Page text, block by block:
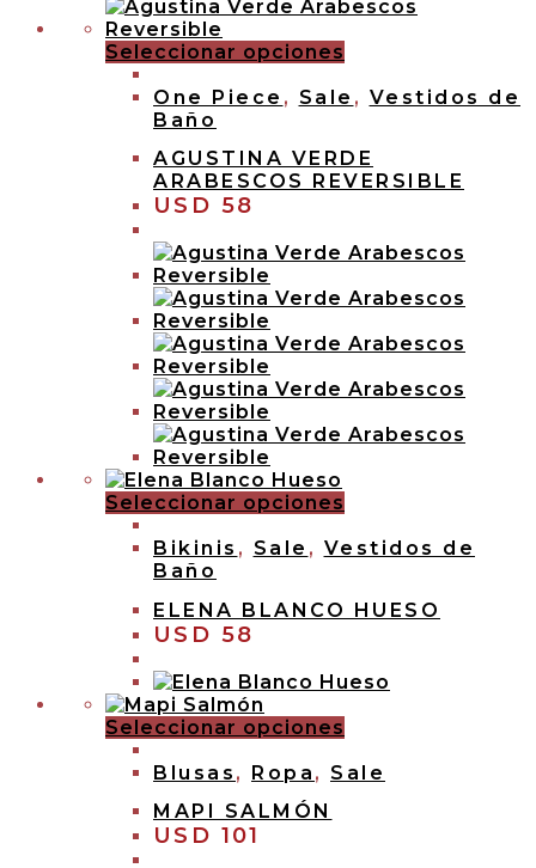
Seleccionar opciones
One Piece , Sale , Vestidos de
Baño
AGUSTINA VERDE
ARABESCOS REVERSIBLE
USD 58
Seleccionar opciones
Bikinis , Sale , Vestidos de
Baño
ELENA BLANCO HUESO
USD 58
Seleccionar opciones
Blusas , Ropa , Sale
MAPI SALMÓN
USD 101